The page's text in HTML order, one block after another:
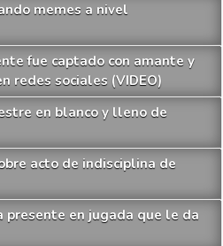
memes a nivel
fue captado con amante y
redes sociales (VIDEO)
en blanco y lleno de
acto de indisciplina de
presente en jugada que le da